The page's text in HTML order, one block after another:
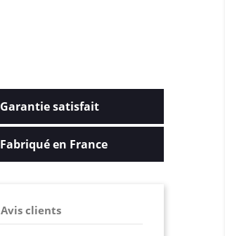
Garantie satisfait
Fabriqué en France
Avis clients